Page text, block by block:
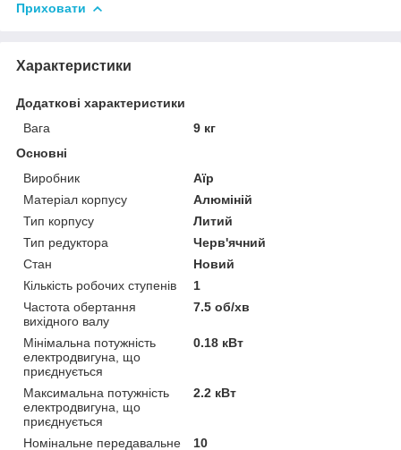
Приховати
Характеристики
Додаткові характеристики
Вага
9 кг
Основні
Виробник
Аїр
Матеріал корпусу
Алюміній
Тип корпусу
Литий
Тип редуктора
Черв'ячний
Стан
Новий
Кількість робочих ступенів
1
Частота обертання
вихідного валу
7.5 об/хв
Мінімальна потужність
електродвигуна, що
приєднується
0.18 кВт
Максимальна потужність
електродвигуна, що
приєднується
2.2 кВт
Номінальне передавальне
10